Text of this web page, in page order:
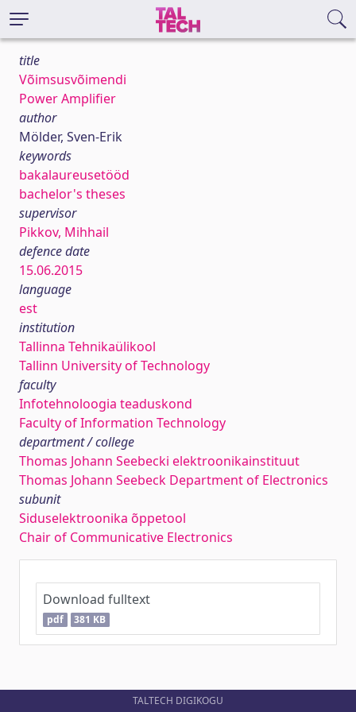
title
Võimsusvõimendi
Power Amplifier
author
Mölder, Sven-Erik
keywords
bakalaureusetööd
bachelor's theses
supervisor
Pikkov, Mihhail
defence date
15.06.2015
language
est
institution
Tallinna Tehnikaülikool
Tallinn University of Technology
faculty
Infotehnoloogia teaduskond
Faculty of Information Technology
department / college
Thomas Johann Seebecki elektroonikainstituut
Thomas Johann Seebeck Department of Electronics
subunit
Siduselektroonika õppetool
Chair of Communicative Electronics
Download fulltext
pdf 381 KB
TALTECH DIGIKOGU